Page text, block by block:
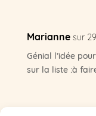
Marianne sur
Génial l’idée
sur la liste :à